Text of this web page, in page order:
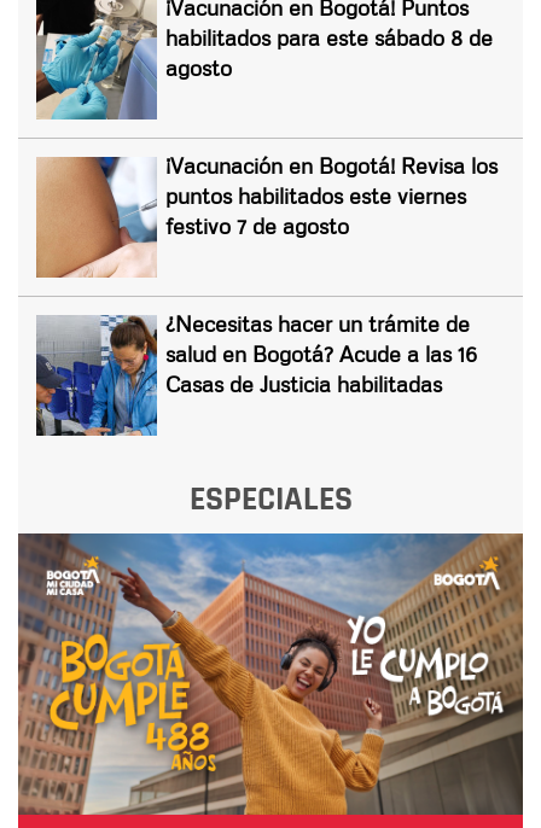
¡Vacunación en Bogotá! Puntos
habilitados para este sábado 8 de
agosto
¡Vacunación en Bogotá! Revisa los
puntos habilitados este viernes
festivo 7 de agosto
¿Necesitas hacer un trámite de
salud en Bogotá? Acude a las 16
Casas de Justicia habilitadas
ESPECIALES